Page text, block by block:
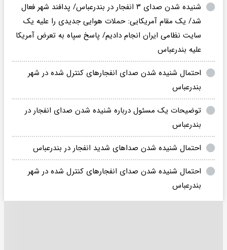
شنیده شدن صدای ۳ انفجار در بندرعباس/ پدافند شهر فعال
شد/ یک مقام آمریکایی: حملات هوایی جدیدی را علیه یک
سایت نظامی ایران انجام دادیم/ پاسخ سپاه به تعرض آمریکا
علیه بندرعباس
احتمال شنیده شدن صدای انفجارهای کنترل شده در شهر
بندرعباس
توضیحات یک مسئول درباره شنیده شدن صدای انفجار در
بندرعباس
احتمال شنیده شدن صداهای شدید انفجار در بندرعباس
احتمال شنیده شدن صدای انفجارهای کنترل شده در شهر
بندرعباس